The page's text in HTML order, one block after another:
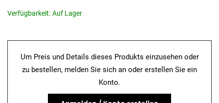
Verfügbarkeit: Auf Lager
Um Preis und Details dieses Produkts einzusehen oder
zu bestellen, melden Sie sich an oder erstellen Sie ein
Konto.